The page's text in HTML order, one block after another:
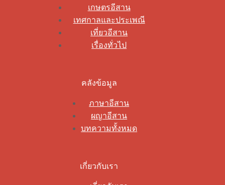
เกษตรอีสาน
เทศกาลและประเพณี
เที่ยวอีสาน
เรื่องทั่วไป
คลังข้อมูล
ภาษาอีสาน
ผญาอีสาน
บทความทั้งหมด
เกี่ยวกับเรา